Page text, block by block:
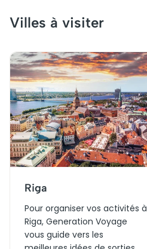
Villes à visiter
Riga
Pour organiser vos activités à
Riga, Generation Voyage
vous guide vers les